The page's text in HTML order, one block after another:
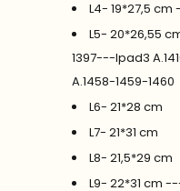
L4- 19*27,5 cm
L5- 20*26,55
1397---Ipad3
A.1458-1459-1460
L6- 21*28 cm
L7- 21*31 cm
L8- 21,5*29 cm
L9- 22*31 cm